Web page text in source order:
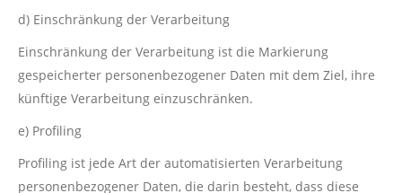
d) Einschränkung der Verarbeitung
Einschränkung der Verarbeitung ist die Markierung
gespeicherter personenbezogener Daten mit dem Ziel, ihre
künftige Verarbeitung einzuschränken.
e) Profiling
Profiling ist jede Art der automatisierten Verarbeitung
personenbezogener Daten, die darin besteht, dass diese